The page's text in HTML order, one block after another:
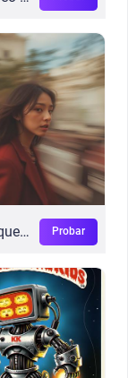
Desenfoque Dinámico Probar